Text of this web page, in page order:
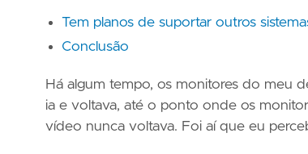
Tem planos de suportar outros
Conclusão
Há algum tempo, os monitores do meu
ia e voltava, até o ponto onde os
vídeo nunca voltava. Foi aí que eu